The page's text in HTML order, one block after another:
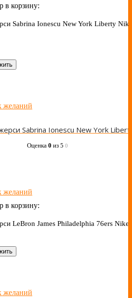
в корзину:
Sabrina Ionescu New York Liberty
желаний
Оценка 0 из 5 0
желаний
в корзину:
LeBron James Philadelphia 76ers Nike
желаний